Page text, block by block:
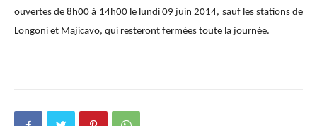
ouvertes de 8h00 à 14h00 le lundi 09 juin 2014, sauf les stations de
Longoni et Majicavo, qui resteront fermées toute la journée.